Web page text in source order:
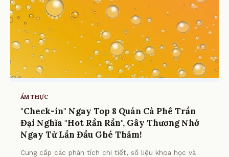
ẨM THỰC
"Check-in" Ngay Top 8 Quán Cà Phê Trần
Đại Nghĩa "Hot Rần Rần", Gây Thương Nhớ
Ngay Từ Lần Đầu Ghé Thăm!
Cung cấp các phân tích chi tiết, số liệu khoa học và